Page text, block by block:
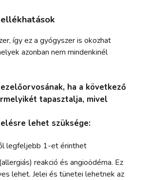
így ez a gyógyszer is okozhat
azonban nem mindenkinél
ha a következő
tapasztalja, mivel
lehet szüksége:
legfeljebb 1-et érinthet
reakció és angioödéma. Ez
lehet. Jelei és tünetei lehetnek az